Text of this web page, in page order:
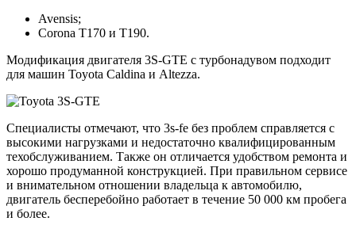
Avensis;
Corona T170 и T190.
Модификация двигателя 3S-GTE с турбонадувом подходит
для машин Toyota Caldina и Altezza.
Специалисты отмечают, что 3s-fe без проблем справляется с
высокими нагрузками и недостаточно квалифицированным
техобслуживанием. Также он отличается удобством ремонта и
хорошо продуманной конструкцией. При правильном сервисе
и внимательном отношении владельца к автомобилю,
двигатель бесперебойно работает в течение 50 000 км пробега
и более.